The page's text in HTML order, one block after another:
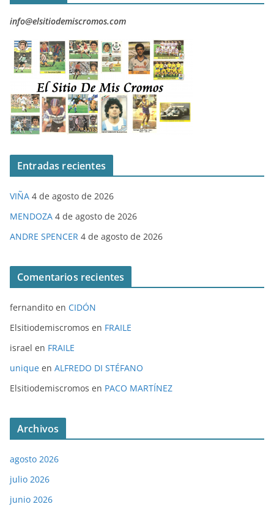
info@elsitiodemiscromos.com
Entradas recientes
VIÑA 4 de agosto de 2026
MENDOZA 4 de agosto de 2026
ANDRE SPENCER 4 de agosto de 2026
Comentarios recientes
fernandito en CIDÓN
Elsitiodemiscromos en FRAILE
israel en FRAILE
unique en ALFREDO DI STÉFANO
Elsitiodemiscromos en PACO MARTÍNEZ
Archivos
agosto 2026
julio 2026
junio 2026